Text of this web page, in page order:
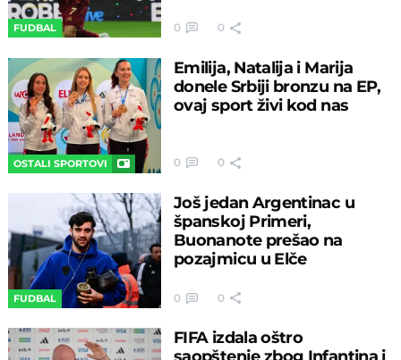
FUDBAL 0 0
OSTALI SPORTOVI
Emilija, Natalija i Marija
donele Srbiji bronzu na EP,
ovaj sport živi kod nas
0 0
FUDBAL
Još jedan Argentinac u
španskoj Primeri,
Buonanote prešao na
pozajmicu u Elče
0 0
FIFA izdala oštro